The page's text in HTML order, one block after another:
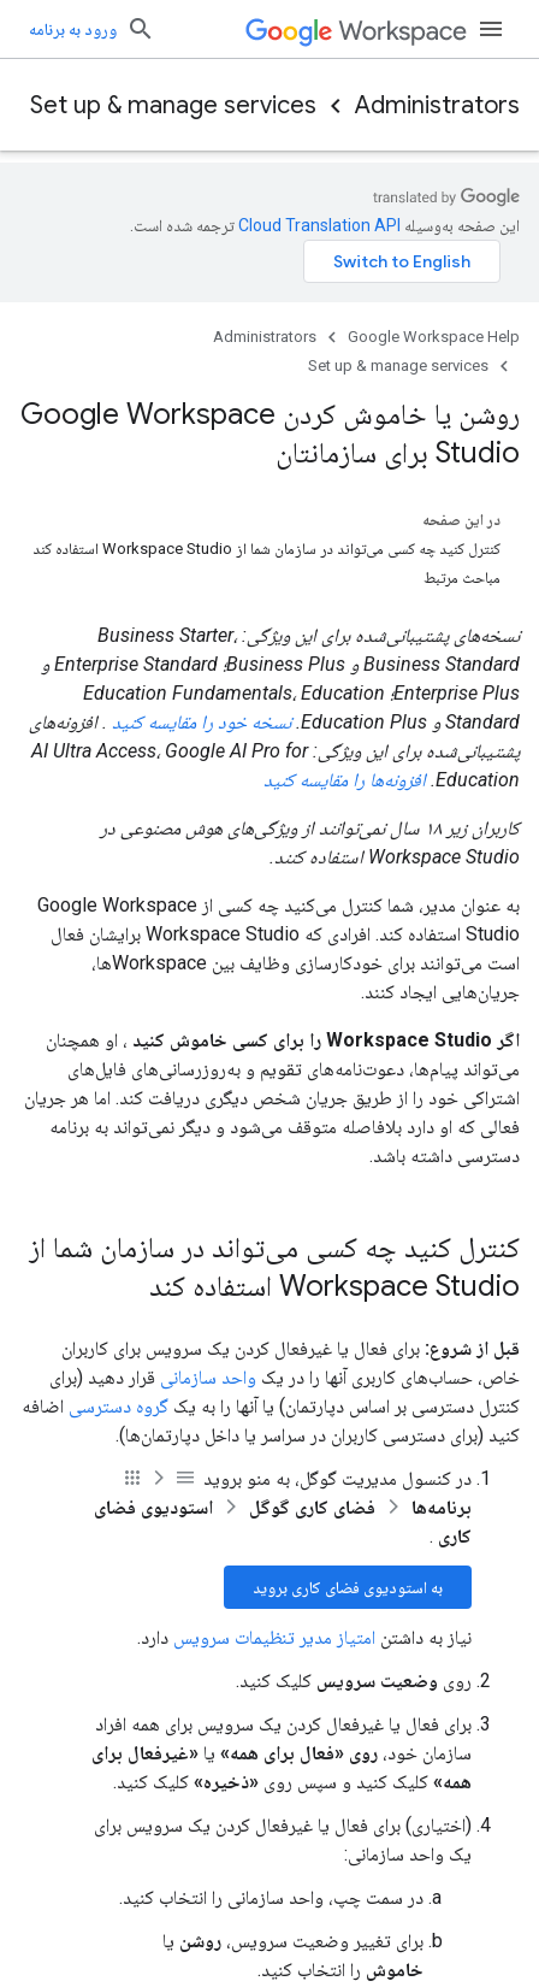
ورود به برنامه
Administrators
Set up & manage services
این صفحه به‌وسیله ترجمه شده است.
Google Workspace Help
Administrators
Set up & manage services
روشن یا خاموش کردن Google Workspace
Studio برای سازمانتان
در این صفحه
کنترل کنید چه کسی می‌تواند در سازمان شما از Workspace Studio استفاده کند
مباحث مرتبط
نسخه‌های پشتیبانی‌شده برای این ویژگی: Business Starter،
Business Standard و Business Plus؛ Enterprise Standard و
Enterprise Plus؛ Education Fundamentals، Education
Standard و Education Plus.
نسخه خود را مقایسه کنید . افزونه‌های
پشتیبانی‌شده برای این ویژگی: AI Ultra Access، Google AI Pro for
Education. افزونه‌ها را مقایسه کنید
کاربران زیر ۱۸ سال نمی‌توانند از ویژگی‌های هوش مصنوعی در
Workspace Studio استفاده کنند.
به عنوان مدیر، شما کنترل می‌کنید چه کسی از Google Workspace
Studio استفاده کند. افرادی که Workspace Studio برایشان فعال
است می‌توانند برای خودکارسازی وظایف بین Workspaceها،
جریان‌هایی ایجاد کنند.
اگر Workspace Studio را برای کسی خاموش کنید
، او همچنان
می‌تواند پیام‌ها، دعوت‌نامه‌های تقویم و به‌روزرسانی‌های فایل‌های
اشتراکی خود را از طریق جریان شخص دیگری دریافت کند. اما هر جریان
فعالی که او دارد بلافاصله متوقف می‌شود و دیگر نمی‌تواند به برنامه
دسترسی داشته باشد.
کنترل کنید چه کسی می‌تواند در سازمان شما از
Workspace Studio استفاده کند
قبل از شروع: برای فعال یا غیرفعال کردن یک سرویس برای کاربران
خاص، حساب‌های کاربری آنها را در یک واحد سازمانی قرار دهید (برای
کنترل دسترسی بر اساس دپارتمان) یا آنها را به یک گروه دسترسی اضافه
کنید (برای دسترسی کاربران در سراسر یا داخل دپارتمان‌ها).
در کنسول مدیریت گوگل، به منو بروید
برنامه‌ها
فضای کاری گوگل
استودیوی فضای
کاری .
به استودیوی فضای کاری بروید
نیاز به داشتن امتیاز مدیر تنظیمات سرویس دارد.
روی وضعیت سرویس کلیک کنید.
برای فعال یا غیرفعال کردن یک سرویس برای همه افراد
سازمان خود، روی «فعال برای همه» یا «غیرفعال برای
همه» کلیک کنید و سپس روی «ذخیره» کلیک کنید.
(اختیاری) برای فعال یا غیرفعال کردن یک سرویس برای
یک واحد سازمانی:
در سمت چپ، واحد سازمانی را انتخاب کنید.
برای تغییر وضعیت سرویس، روشن یا
خاموش را انتخاب کنید.